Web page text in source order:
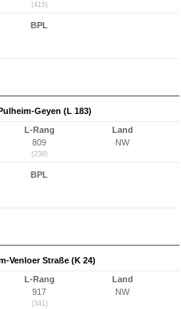
(415)
BPL
Geyen (L 183)
L-Rang
809
(238)
Land
NW
BPL
Venloer Straße (K 24)
L-Rang
917
(341)
Land
NW